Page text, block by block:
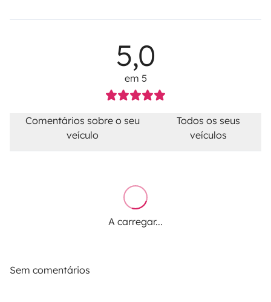
5,0
em 5
Comentários sobre o seu
veículo
Todos os seus
veículos
A carregar...
Sem comentários